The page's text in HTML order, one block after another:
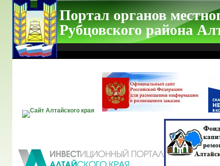
Портал органов
Рубцовского района